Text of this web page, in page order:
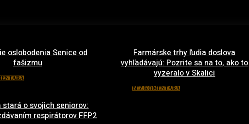
oslobodenia Senice od
fašizmu
Farmárske trhy ľudia doslova
vyhľadávajú: Pozrite sa na to, ako to
vyzeralo v Skalici
BEZ KOMENTÁRA
stará o svojich seniorov:
respirátorov FFP2